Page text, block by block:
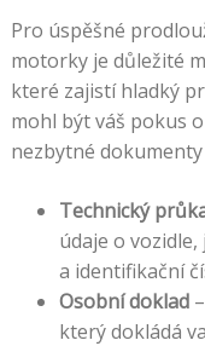
Pro úspěšné
motorky je důležité
které zajistí hladký
mohl být váš pokus
nezbytné
Technický
údaje o
a identifikační
Osobní doklad
který dokládá